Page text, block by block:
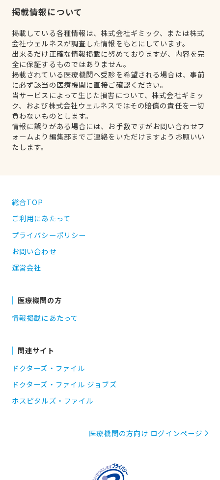
掲載情報について
掲載している各種情報は、株式会社ギミック、または株式
会社ウェルネスが調査した情報をもとにしています。
出来るだけ正確な情報掲載に努めておりますが、内容を完
全に保証するものではありません。
掲載されている医療機関へ受診を希望される場合は、事前
に必ず該当の医療機関に直接ご確認ください。
当サービスによって生じた損害について、株式会社ギミッ
ク、および株式会社ウェルネスではその賠償の責任を一切
負わないものとします。
情報に誤りがある場合には、お手数ですがお問い合わせフ
ォームより編集部までご連絡をいただけますようお願いい
たします。
総合TOP
ご利用にあたって
プライバシーポリシー
お問い合わせ
運営会社
医療機関の方
情報掲載にあたって
関連サイト
ドクターズ・ファイル
ドクターズ・ファイル ジョブズ
ホスピタルズ・ファイル
医療機関の方向け ログインページ